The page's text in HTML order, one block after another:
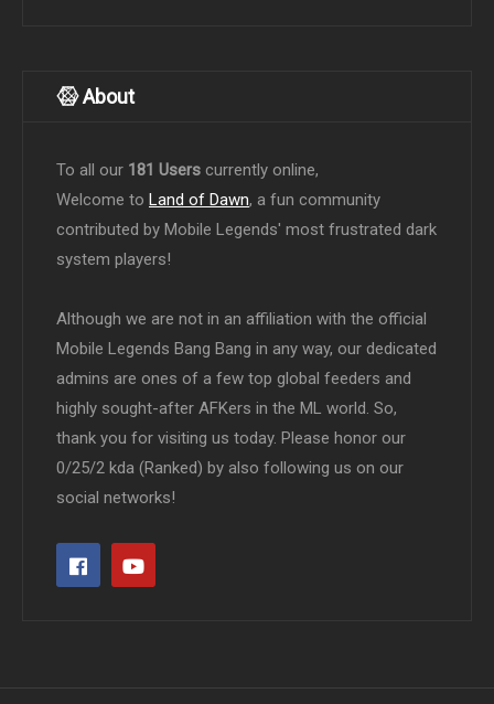
About
To all our 181 Users currently online,
Welcome to Land of Dawn, a fun community
contributed by Mobile Legends' most frustrated dark
system players!
Although we are not in an affiliation with the official
Mobile Legends Bang Bang in any way, our dedicated
admins are ones of a few top global feeders and
highly sought-after AFKers in the ML world. So,
thank you for visiting us today. Please honor our
0/25/2 kda (Ranked) by also following us on our
social networks!